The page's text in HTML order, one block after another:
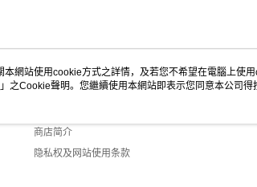
关于我们
商店简介
隐私权及网站使用条款
網站使用cookie方式之詳情，及若您不希望在電腦上使
」之Cookie聲明。您繼續使用本網站即表示您同意本公司